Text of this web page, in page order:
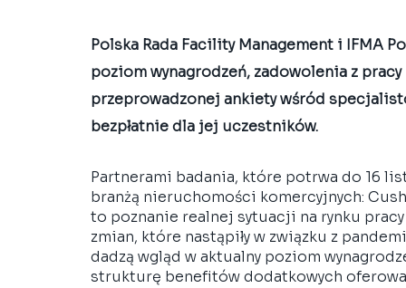
Polska Rada Facility Management i IFMA
poziom wynagrodzeń, zadowolenia z
przeprowadzonej ankiety wśród
bezpłatnie dla jej uczestników.
Partnerami badania, które potrwa do 16
branżą nieruchomości komercyjnych:
to poznanie realnej sytuacji na rynku
zmian, które nastąpiły w związku z
dadzą wgląd w aktualny poziom
strukturę benefitów dodatkowych